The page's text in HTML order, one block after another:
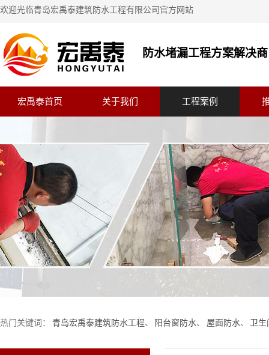
欢迎光临青岛宏禹泰建筑防水工程有限公司官方网站
防水堵漏工程方案解决
宏禹泰首页 关于我们 工程案例
热门关键词： 青岛宏禹泰建筑防水工程、 阳台窗防水、 屋面防水、 卫